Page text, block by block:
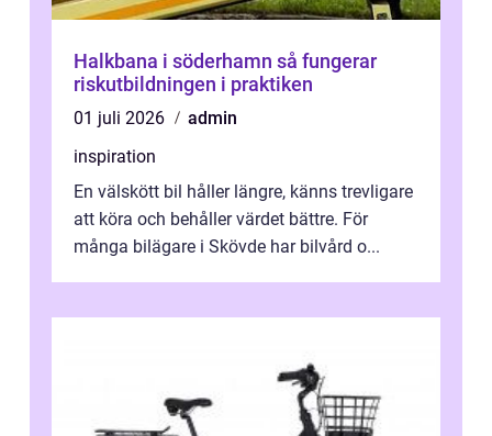
Halkbana i söderhamn så fungerar
riskutbildningen i praktiken
01 juli 2026
admin
inspiration
En välskött bil håller längre, känns trevligare
att köra och behåller värdet bättre. För
många bilägare i Skövde har bilvård o...